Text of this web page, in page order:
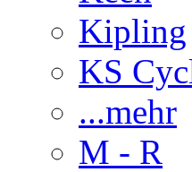
Kipling
KS
...mehr
M - R